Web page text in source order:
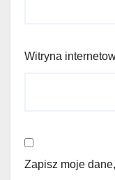
Witryna
Zapisz moje